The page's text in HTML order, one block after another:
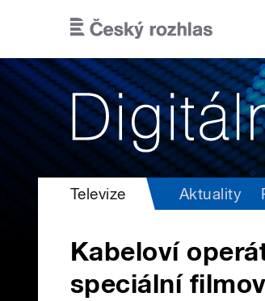
Televize Aktuality
Kabeloví
speciální